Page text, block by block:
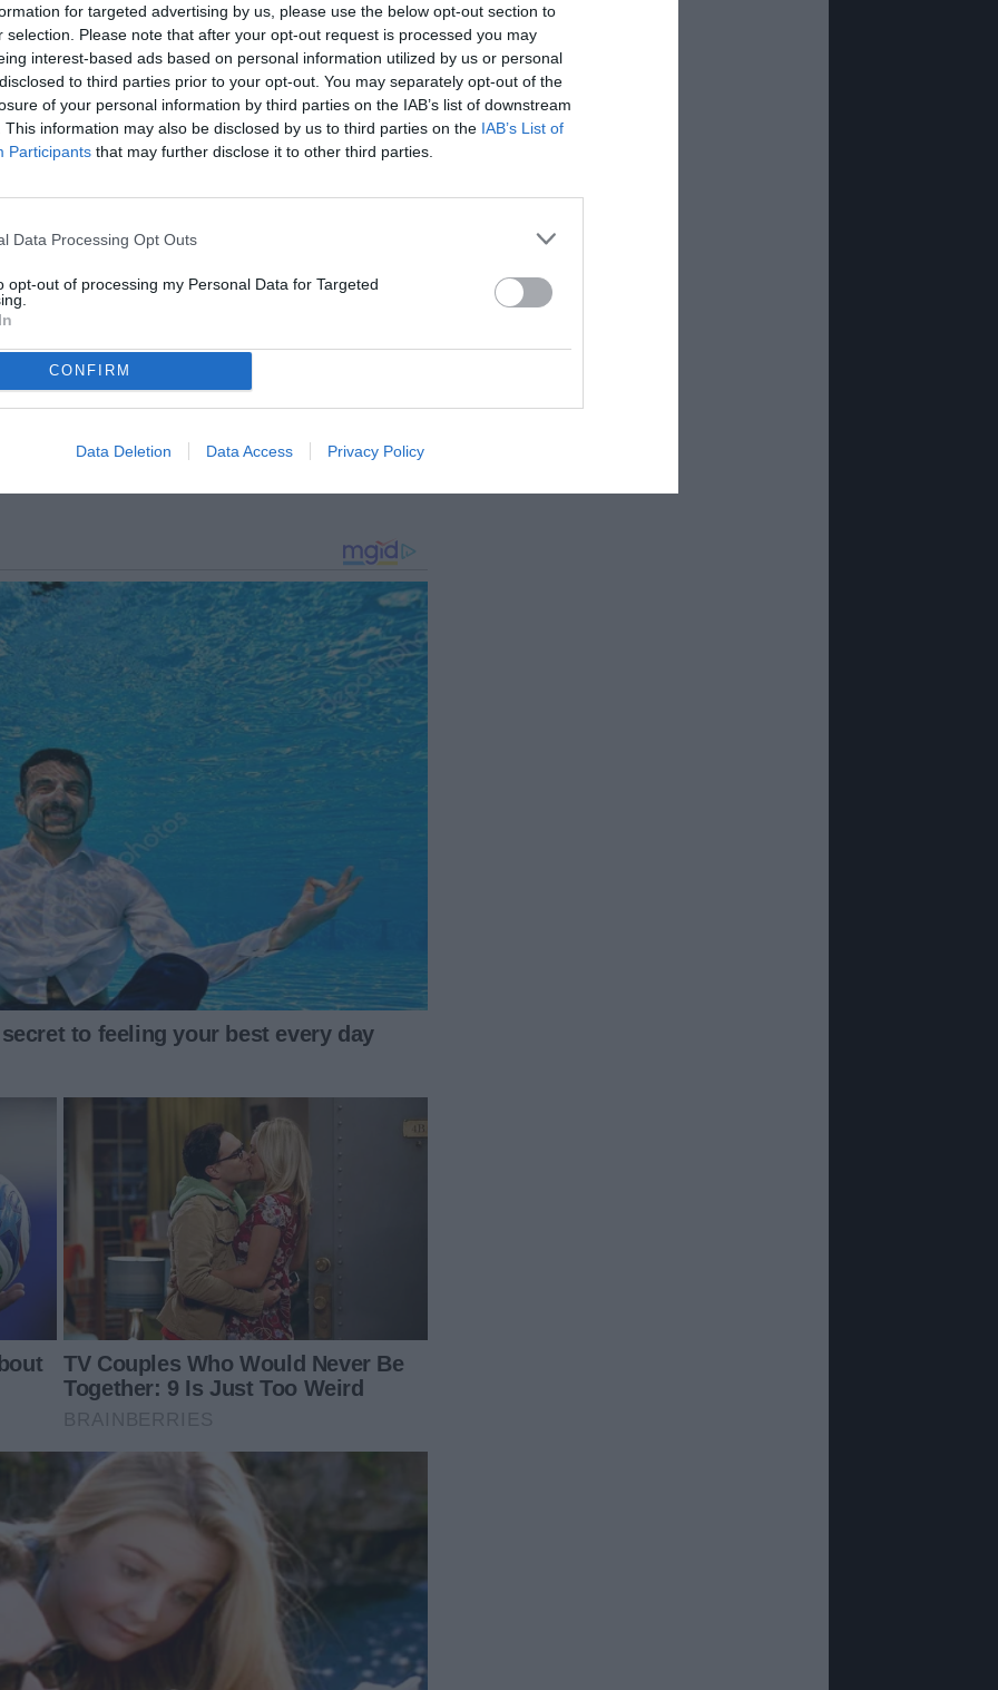
for targeted advertising by us, please use the below opt-out section to
selection. Please note that after your opt-out request is processed you may
interest-based ads based on personal information utilized by us or personal
to third parties prior to your opt-out. You may separately opt-out of the
of your personal information by third parties on the IAB’s list of downstream
This information may also be disclosed by us to third parties on the IAB’s List of
Participants that may further disclose it to other third parties.
Data Processing Opt Outs
opt-out of processing my Personal Data for Targeted
CONFIRM
Data Deletion Data Access Privacy Policy